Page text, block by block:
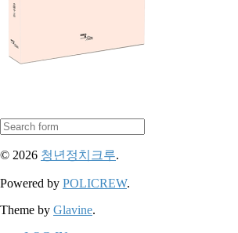
© 2026 청년정치크루.
Powered by POLICREW.
Theme by Glavine.